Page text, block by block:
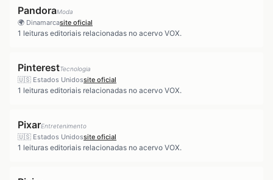
PandoraModa
🌍 Dinamarcasite oficial
1 leituras editoriais relacionadas no acervo VOX.
PinterestTecnologia
🇺🇸 Estados Unidossite oficial
1 leituras editoriais relacionadas no acervo VOX.
PixarEntretenimento
🇺🇸 Estados Unidossite oficial
1 leituras editoriais relacionadas no acervo VOX.